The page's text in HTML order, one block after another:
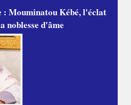
: Mouminatou Kébé, l'éclat
noblesse d'âme